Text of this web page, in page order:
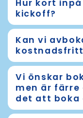
Hur kort
kickoff?
Kan vi
Vi önskar
men är färre
det att boka